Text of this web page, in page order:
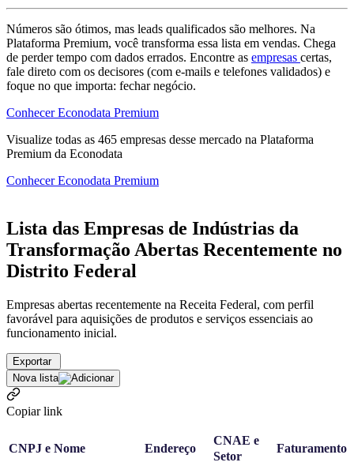
Números são ótimos, mas leads qualificados são melhores. Na
Plataforma Premium, você transforma essa lista em vendas. Chega
de perder tempo com dados errados. Encontre as empresas certas,
fale direto com os decisores (com e-mails e telefones validados) e
foque no que importa: fechar negócio.
Conhecer Econodata Premium
Visualize todas as 465 empresas desse mercado na Plataforma
Premium da Econodata
Conhecer Econodata Premium
Lista das Empresas de Indústrias da
Transformação Abertas Recentemente no
Distrito Federal
Empresas abertas recentemente na Receita Federal, com perfil
favorável para aquisições de produtos e serviços essenciais ao
funcionamento inicial.
Exportar
Nova lista
Copiar link
CNPJ e Nome Endereço
CNAE e
Setor
Faturamento